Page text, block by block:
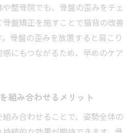
整骨院でも、骨盤の歪みをチェ
盤矯正を施すことで猫背の改善
骨盤の歪みを放置すると肩こり
にもつながるため、早めのケア
組み合わせるメリット
み合わせることで、姿勢全体の